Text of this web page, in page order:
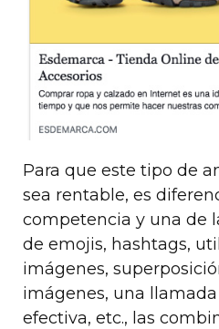
Para que este tipo de
sea rentable, es
competencia y una de
de emojis, hashtags,
imágenes,
imágenes, una
efectiva, etc., las